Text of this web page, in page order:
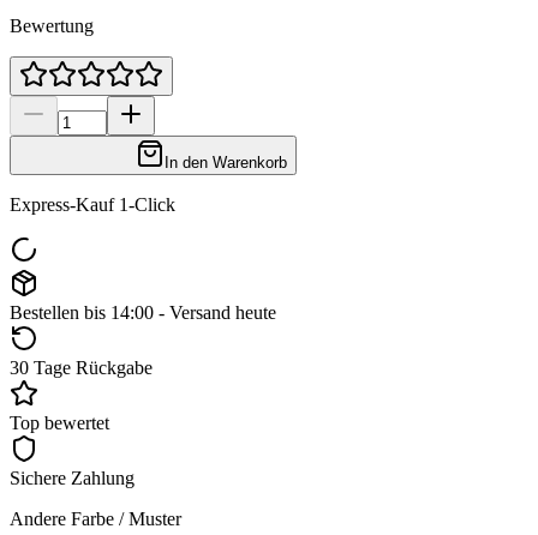
Bewertung
In den Warenkorb
Express-Kauf 1-Click
Bestellen bis 14:00 - Versand heute
30 Tage Rückgabe
Top bewertet
Sichere Zahlung
Andere Farbe / Muster